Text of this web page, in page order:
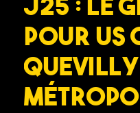
pour US
Quevilly